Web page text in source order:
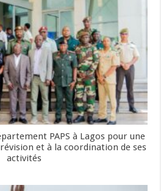
PAPS à Lagos pour une
et à la coordination de ses
activités